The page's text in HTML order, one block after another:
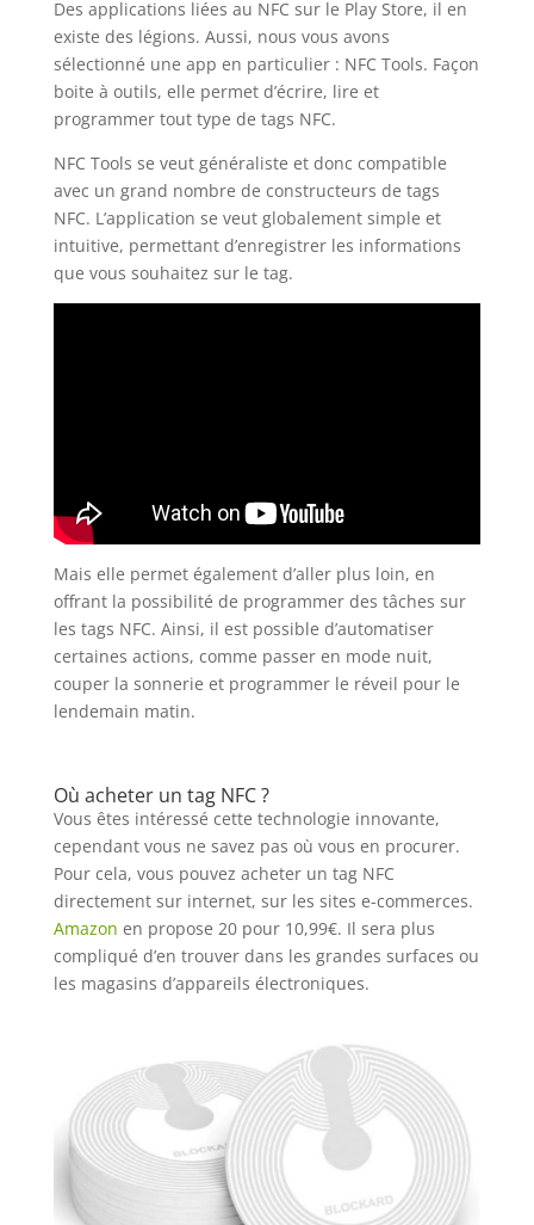
Des applications liées au NFC sur le Play Store, il en
existe des légions. Aussi, nous vous avons
sélectionné une app en particulier : NFC Tools. Façon
boite à outils, elle permet d’écrire, lire et
programmer tout type de tags NFC.
NFC Tools se veut généraliste et donc compatible
avec un grand nombre de constructeurs de tags
NFC. L’application se veut globalement simple et
intuitive, permettant d’enregistrer les informations
que vous souhaitez sur le tag.
Mais elle permet également d’aller plus loin, en
offrant la possibilité de programmer des tâches sur
les tags NFC. Ainsi, il est possible d’automatiser
certaines actions, comme passer en mode nuit,
couper la sonnerie et programmer le réveil pour le
lendemain matin.
Où acheter un tag NFC ?
Vous êtes intéressé cette technologie innovante,
cependant vous ne savez pas où vous en procurer.
Pour cela, vous pouvez acheter un tag NFC
directement sur internet, sur les sites e-commerces.
Amazon en propose 20 pour 10,99€. Il sera plus
compliqué d’en trouver dans les grandes surfaces ou
les magasins d’appareils électroniques.